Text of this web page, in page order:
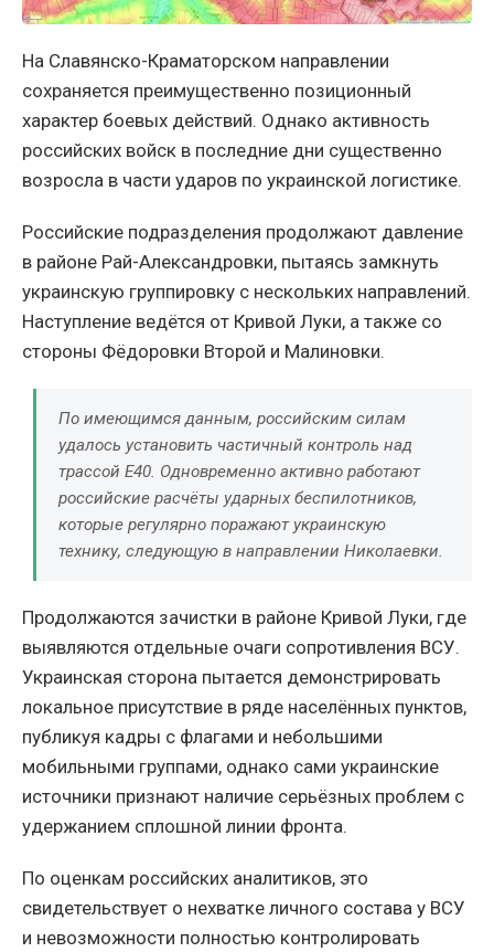
На Славянско-Краматорском направлении
сохраняется преимущественно позиционный
характер боевых действий. Однако активность
российских войск в последние дни существенно
возросла в части ударов по украинской логистике.
Российские подразделения продолжают давление
в районе Рай-Александровки, пытаясь замкнуть
украинскую группировку с нескольких направлений.
Наступление ведётся от Кривой Луки, а также со
стороны Фёдоровки Второй и Малиновки.
По имеющимся данным, российским силам
удалось установить частичный контроль над
трассой Е40. Одновременно активно работают
российские расчёты ударных беспилотников,
которые регулярно поражают украинскую
технику, следующую в направлении Николаевки.
Продолжаются зачистки в районе Кривой Луки, где
выявляются отдельные очаги сопротивления ВСУ.
Украинская сторона пытается демонстрировать
локальное присутствие в ряде населённых пунктов,
публикуя кадры с флагами и небольшими
мобильными группами, однако сами украинские
источники признают наличие серьёзных проблем с
удержанием сплошной линии фронта.
По оценкам российских аналитиков, это
свидетельствует о нехватке личного состава у ВСУ
и невозможности полностью контролировать